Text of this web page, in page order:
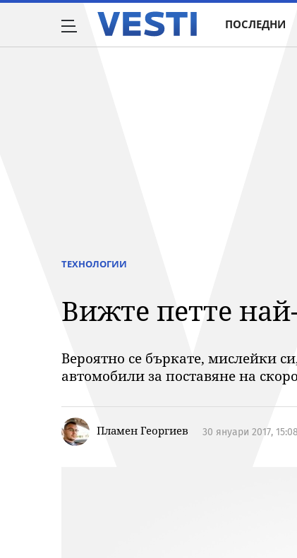
ПОСЛЕДНИ
ТЕХНОЛОГИИ
Вижте петте
Вероятно се бъркате, мислейки
автомобили за поставяне на
Пламен Георгиев 30 януари 2017, 15:08